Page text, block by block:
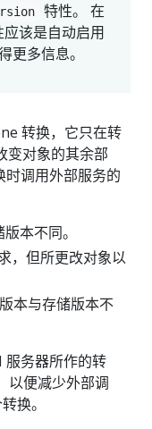
特性。 在
该是自动启用
更多信息。
转换，它只在转
变对象的其余部
时调用外部服务的
本不同。
，但所更改对象以
本与存储版本不
服务器所作的转
以便减少外部调
换。